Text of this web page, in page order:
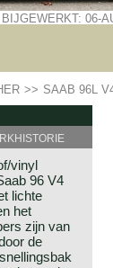
BIJGEWERKT: 06-
>> SAAB 96L
vinyl
96 V4
lichte
het
zijn van
de